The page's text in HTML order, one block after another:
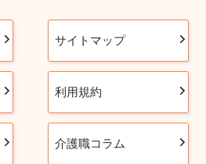
サイトマップ
利用規約
介護職コラム